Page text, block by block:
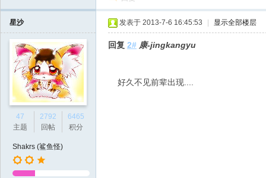
星沙
47
主题
2792
回帖
6465
积分
Shakrs (鲨鱼怪)
发表于 2013-7-6 16:45:53 显示全部楼层
回复 2# 康-jingkangyu
好久不见前辈出现....